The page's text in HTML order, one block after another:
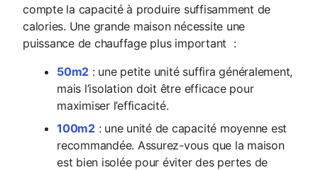
compte la capacité à produire suffisamment de
calories. Une grande maison nécessite une
puissance de chauffage plus important :
50m2 : une petite unité suffira généralement,
mais l’isolation doit être efficace pour
maximiser l’efficacité.
100m2: une unité de capacité moyenne est
recommandée. Assurez-vous que la maison
est bien isolée pour éviter des pertes de